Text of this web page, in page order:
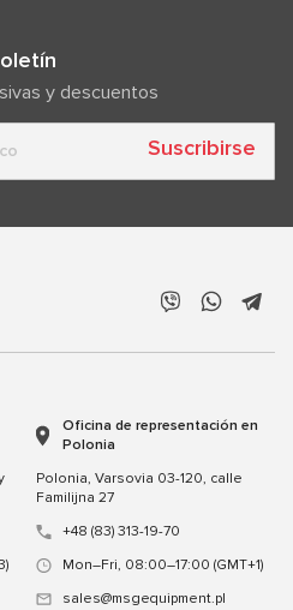
y descuentos
Suscribirse
Oficina de representación en
Polonia
Polonia, Varsovia 03-120, calle
Familijna 27
+48 (83) 313-19-70
Mon–Fri, 08:00–17:00 (GMT+1)
sales@msgequipment.pl